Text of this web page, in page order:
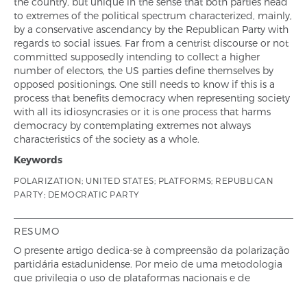
to extremes of the political spectrum characterized, mainly,
by a conservative ascendancy by the Republican Party with
regards to social issues. Far from a centrist discourse or not
committed supposedly intending to collect a higher
number of electors, the US parties define themselves by
opposed positionings. One still needs to know if this is a
process that benefits democracy when representing society
with all its idiosyncrasies or it is one process that harms
democracy by contemplating extremes not always
characteristics of the society as a whole.
Keywords
POLARIZATION; UNITED STATES; PLATFORMS; REPUBLICAN
PARTY; DEMOCRATIC PARTY
RESUMO
O presente artigo dedica-se à compreensão da polarização
partidária estadunidense. Por meio de uma metodologia
que privilegia o uso de plataformas nacionais e de